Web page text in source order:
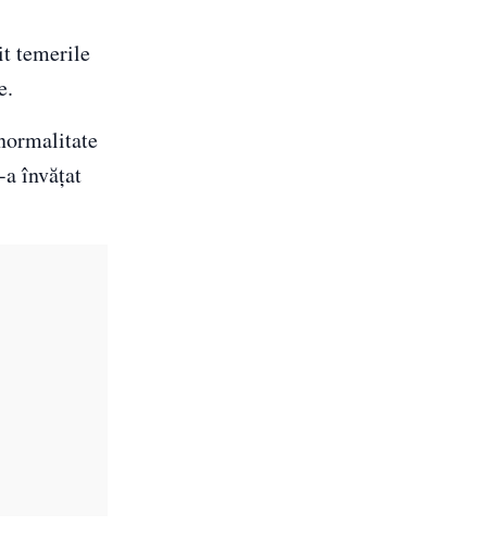
temerile
învățat